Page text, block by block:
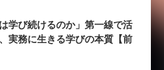
学び続けるのか」第一線で活
実務に生きる学びの本質【前